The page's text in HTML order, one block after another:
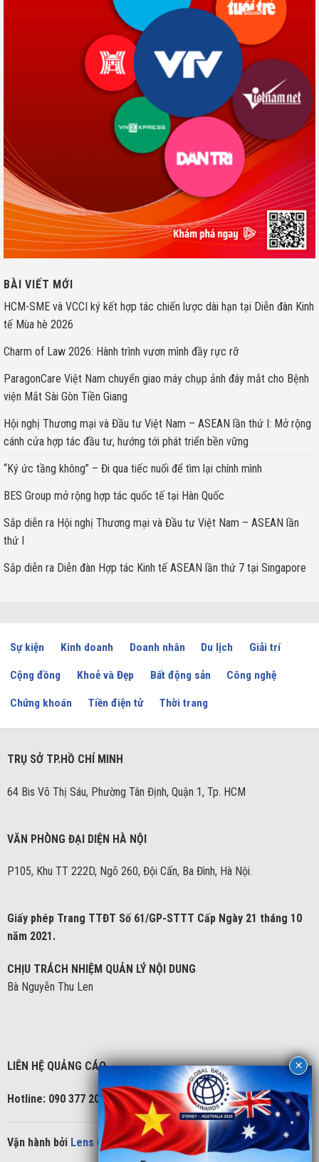
BÀI VIẾT MỚI
HCM-SME và VCCI ký kết hợp tác chiến lược dài hạn tại Diễn đàn Kinh
tế Mùa hè 2026
Charm of Law 2026: Hành trình vươn mình đầy rực rỡ
ParagonCare Việt Nam chuyển giao máy chụp ảnh đáy mắt cho Bệnh
viện Mắt Sài Gòn Tiền Giang
Hội nghị Thương mại và Đầu tư Việt Nam – ASEAN lần thứ I: Mở rộng
cánh cửa hợp tác đầu tư, hướng tới phát triển bền vững
“Ký ức tầng không” – Đi qua tiếc nuối để tìm lại chính mình
BES Group mở rộng hợp tác quốc tế tại Hàn Quốc
Sắp diễn ra Hội nghị Thương mại và Đầu tư Việt Nam – ASEAN lần
thứ I
Sắp diễn ra Diễn đàn Hợp tác Kinh tế ASEAN lần thứ 7 tại Singapore
Sự kiện Kinh doanh Doanh nhân Du lịch Giải trí
Cộng đồng Khoẻ và Đẹp Bất động sản Công nghệ
Chứng khoán Tiền điện tử Thời trang
TRỤ SỞ TP.HỒ CHÍ MINH
64 Bis Võ Thị Sáu, Phường Tân Định, Quận 1, Tp. HCM
VĂN PHÒNG ĐẠI DIỆN HÀ NỘI
P105, Khu TT 222D, Ngõ 260, Đội Cấn, Ba Đình, Hà Nội.
Giấy phép Trang TTĐT Số 61/GP-STTT Cấp Ngày 21 tháng 10
năm 2021.
CHỊU TRÁCH NHIỆM QUẢN LÝ NỘI DUNG
Bà Nguyễn Thu Len
LIÊN HỆ QUẢNG CÁO
Hotline: 090 377 2086
Vận hành bởi Lens Group